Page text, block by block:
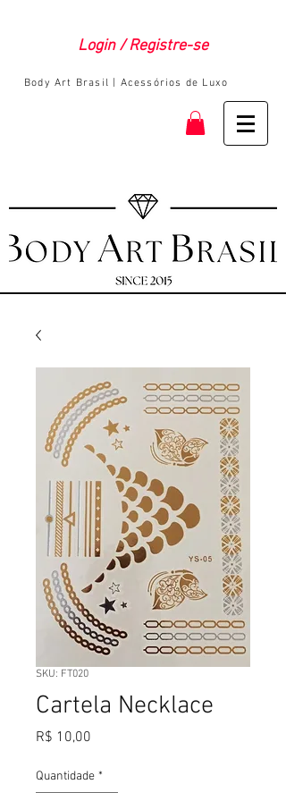
Login / Registre-se
Body Art Brasil | Acessórios de Luxo
SKU: FT020
Cartela Necklace
R$ 10,00
Quantidade *